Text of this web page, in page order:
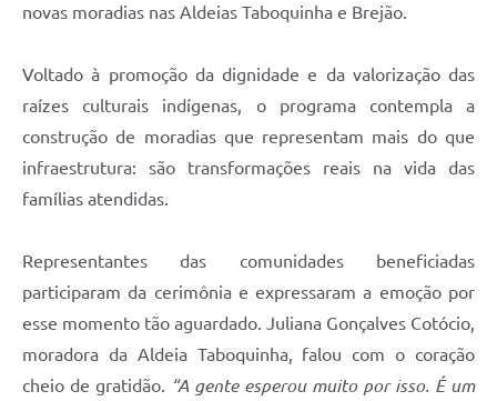
novas moradias nas Aldeias Taboquinha e Brejão.
Voltado à promoção da dignidade e da valorização das
raízes culturais indígenas, o programa contempla a
construção de moradias que representam mais do que
infraestrutura: são transformações reais na vida das
famílias atendidas.
Representantes das comunidades beneficiadas
participaram da cerimônia e expressaram a emoção por
esse momento tão aguardado. Juliana Gonçalves Cotócio,
moradora da Aldeia Taboquinha, falou com o coração
cheio de gratidão.
“A gente esperou muito por isso. É um